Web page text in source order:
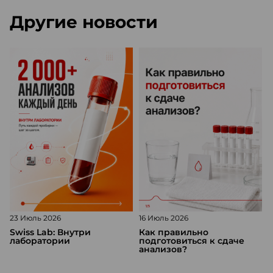
Другие новости
23 Июль 2026
Swiss Lab: Внутри
лаборатории
16 Июль 2026
Как правильно
подготовиться к сдаче
анализов?